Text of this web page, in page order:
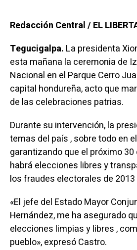
Redacción Central / EL
Tegucigalpa. La presidenta
esta mañana la ceremonia de
Nacional en el Parque Cerro
capital hondureña, acto que
de las celebraciones patrias.
Durante su intervención, la
temas del país , sobre todo en
garantizando que el próximo
habrá elecciones libres y
los fraudes electorales de 2013
«El jefe del Estado Mayor
Hernández, me ha asegurado
elecciones limpias y libres ,
pueblo», expresó Castro.